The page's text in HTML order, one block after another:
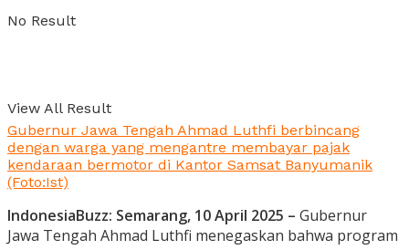
No Result
View All Result
Gubernur Jawa Tengah Ahmad Luthfi berbincang
dengan warga yang mengantre membayar pajak
kendaraan bermotor di Kantor Samsat Banyumanik
(Foto:Ist)
IndonesiaBuzz: Semarang, 10 April 2025 – Gubernur
Jawa Tengah Ahmad Luthfi menegaskan bahwa program